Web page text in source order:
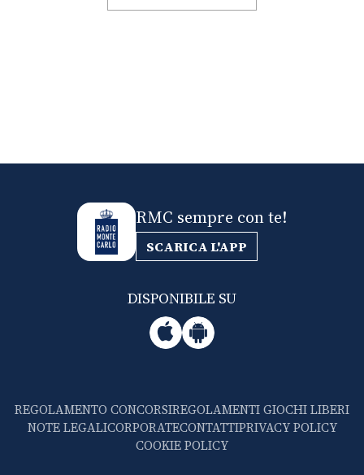
RMC sempre con te!
SCARICA L'APP
DISPONIBILE SU
REGOLAMENTO CONCORSIREGOLAMENTI GIOCHI LIBERI
NOTE LEGALICORPORATECONTATTIPRIVACY POLICY
COOKIE POLICY